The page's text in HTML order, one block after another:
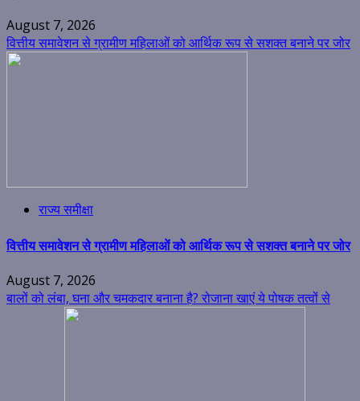
August 7, 2026
वित्तीय समावेशन से ग्रामीण महिलाओं को आर्थिक रूप से सशक्त बनाने पर जोर
राज्य समीक्षा
वित्तीय समावेशन से ग्रामीण महिलाओं को आर्थिक रूप से सशक्त बनाने पर जोर
August 7, 2026
बालों को लंबा, घना और चमकदार बनाना है? रोजाना खाएं ये पोषक तत्वों से